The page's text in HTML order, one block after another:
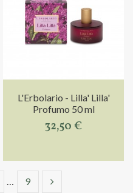
L'Erbolario - Lilla' Lilla'
Profumo 50 ml
32,50 €
… 9